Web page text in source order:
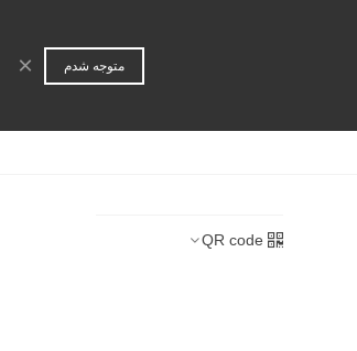
QR code
متوجه شدم ×